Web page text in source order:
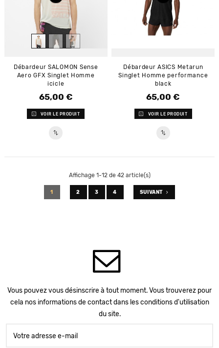
Débardeur SALOMON Sense
Aero GFX Singlet Homme
icicle
Prix
65,00 €
VOIR LE PRODUIT
Débardeur ASICS Metarun
Singlet Homme performance
black
Prix
65,00 €
VOIR LE PRODUIT
Affichage 1-12 de 42 article(s)
1 2 3 4 SUIVANT
Vous pouvez vous désinscrire à tout moment. Vous trouverez pour
cela nos informations de contact dans les conditions d'utilisation
du site.